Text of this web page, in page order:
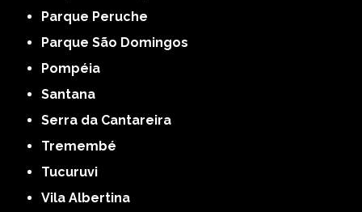
Parque Peruche
Parque São Domingos
Pompéia
Santana
Serra da Cantareira
Tremembé
Tucuruvi
Vila Albertina